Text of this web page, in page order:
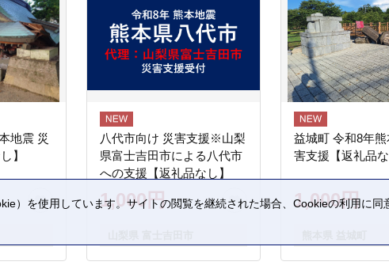
地震 災
】
八代市向け 災害支援※山梨
県富士吉田市による八代市
への支援【返礼品なし】
1,000円
益城町 令和8年熊
害支援【返礼品な
1,000円
）を使用しています。サイトの閲覧を継続された場合、Cookieの利用に同